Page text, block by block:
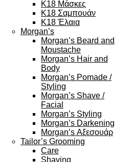
K18 Μάσκες
K18 Σαμπουάν
K18 Έλαια
Morgan’s
Morgan’s Beard and
Moustache
Morgan’s Hair and
Body
Morgan’s Pomade /
Styling
Morgan’s Shave /
Facial
Morgan’s Styling
Morgan’s Darkening
Morgan’s Αξεσουάρ
Tailor’s Grooming
Care
Shaving